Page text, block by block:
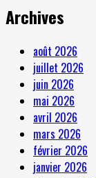
Archives
août 2026
juillet 2026
juin 2026
mai 2026
avril 2026
mars 2026
février 2026
janvier 2026